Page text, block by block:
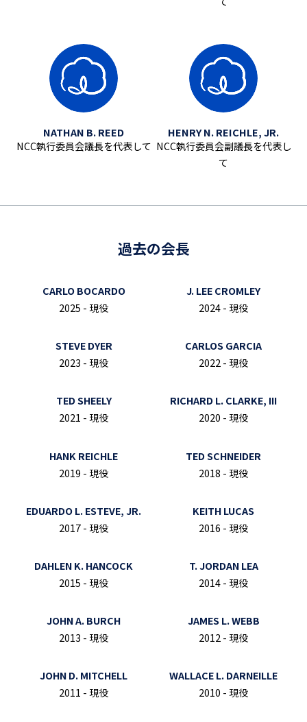
NATHAN B. REED
NCC執行委員会議長を代表して
HENRY N. REICHLE, JR.
NCC執行委員会副議長を代表し
て
過去の会長
CARLO BOCARDO
2025 - 現役
J. LEE CROMLEY
2024 - 現役
STEVE DYER
2023 - 現役
CARLOS GARCIA
2022 - 現役
TED SHEELY
2021 - 現役
RICHARD L. CLARKE, III
2020 - 現役
HANK REICHLE
2019 - 現役
TED SCHNEIDER
2018 - 現役
EDUARDO L. ESTEVE, JR.
2017 - 現役
KEITH LUCAS
2016 - 現役
DAHLEN K. HANCOCK
2015 - 現役
T. JORDAN LEA
2014 - 現役
JOHN A. BURCH
2013 - 現役
JAMES L. WEBB
2012 - 現役
JOHN D. MITCHELL
2011 - 現役
WALLACE L. DARNEILLE
2010 - 現役